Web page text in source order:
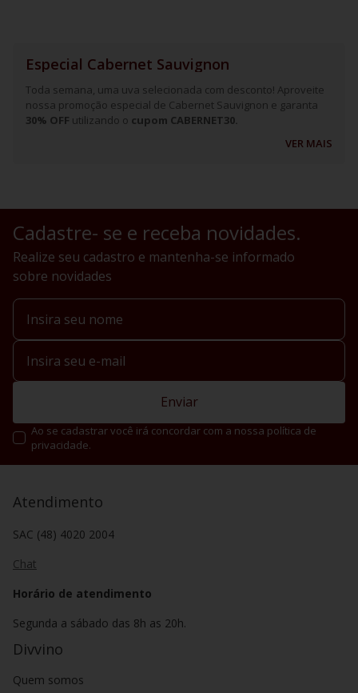
Especial Cabernet Sauvignon
Toda semana, uma uva selecionada com desconto! Aproveite
nossa promoção especial de Cabernet Sauvignon e garanta
30% OFF utilizando o cupom CABERNET30.
VER MAIS
Cadastre- se e receba novidades.
Realize seu cadastro e mantenha-se informado
sobre novidades
Enviar
Ao se cadastrar você irá concordar com a nossa política de
privacidade.
Atendimento
SAC (48) 4020 2004
Chat
Horário de atendimento
Segunda a sábado das 8h as 20h.
Divvino
Quem somos